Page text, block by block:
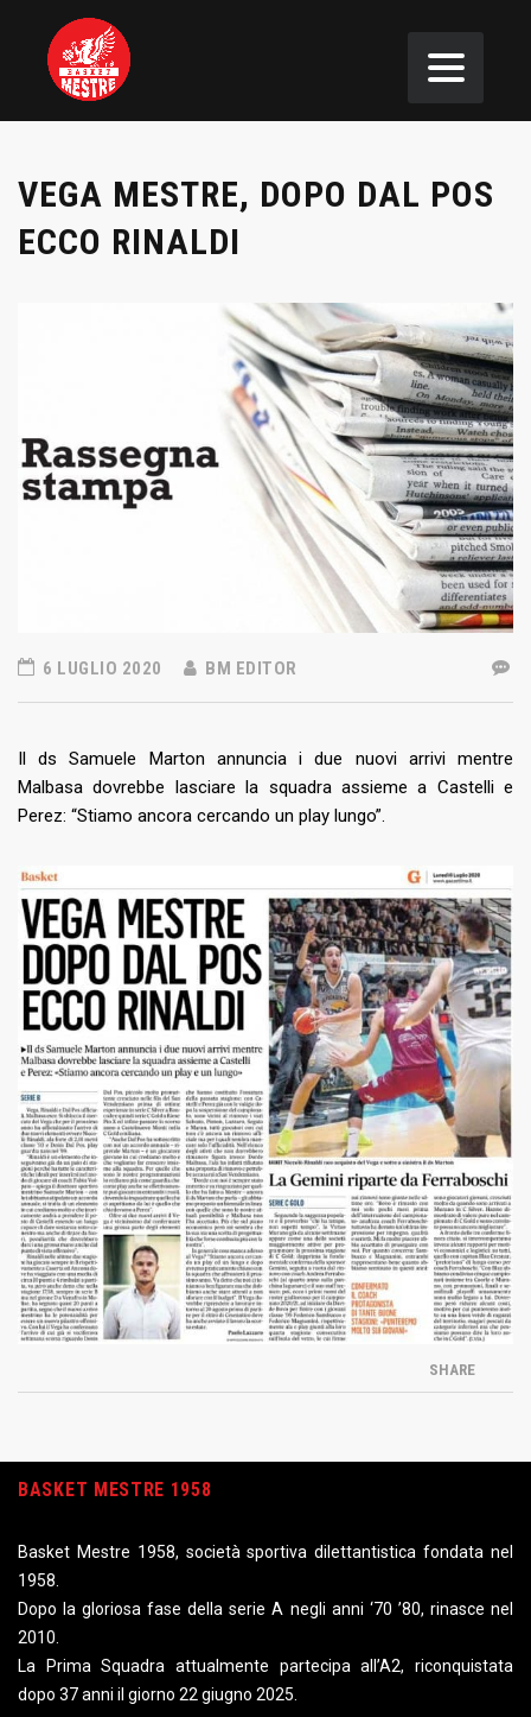
VEGA MESTRE, DOPO DAL POS
ECCO RINALDI
6 LUGLIO 2020 BM EDITOR
Il ds Samuele Marton annuncia i due nuovi arrivi mentre
Malbasa dovrebbe lasciare la squadra assieme a Castelli e
Perez: “Stiamo ancora cercando un play lungo”.
SHARE
BASKET MESTRE 1958
Basket Mestre 1958, società sportiva dilettantistica fondata nel
1958.
Dopo la gloriosa fase della serie A negli anni ‘70 ’80, rinasce nel
2010.
La Prima Squadra attualmente partecipa all’A2, riconquistata
dopo 37 anni il giorno 22 giugno 2025.